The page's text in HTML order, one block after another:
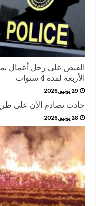
القبض على رجل أعمال
الأربعة لمدة 4 سنوات
29 يونيو,2026
حادث تصادم الآن على
28 يونيو,2026